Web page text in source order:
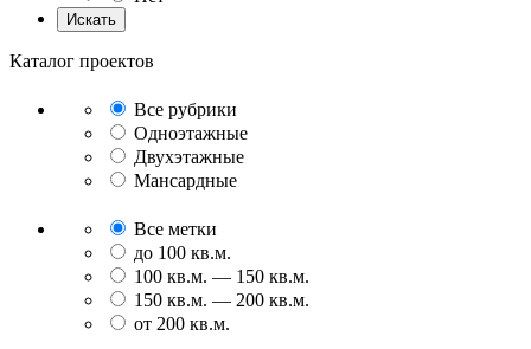
Каталог проектов
Все рубрики
Одноэтажные
Двухэтажные
Мансардные
Все метки
до 100 кв.м.
100 кв.м. — 150 кв.м.
150 кв.м. — 200 кв.м.
от 200 кв.м.